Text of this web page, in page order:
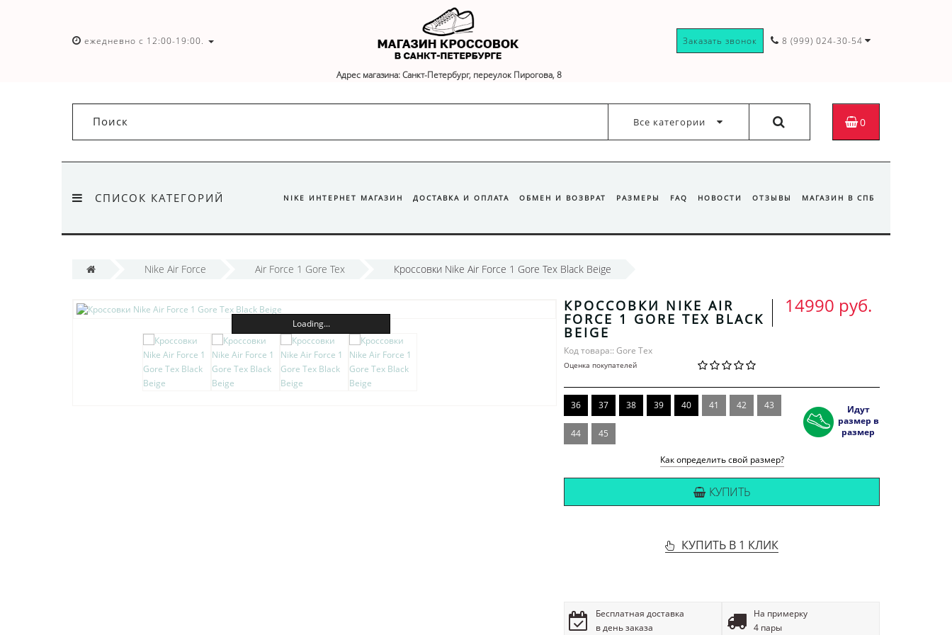
ежедневно с 12:00-19:00.
Адрес магазина: Санкт-Петербург, переулок Пирогова, 8
Заказать звонок 8 (999) 024-30-54
Все категории 0
СПИСОК КАТЕГОРИЙ NIKE ИНТЕРНЕТ МАГАЗИН ДОСТАВКА И ОПЛАТА ОБМЕН И ВОЗВРАТ РАЗМЕРЫ FAQ НОВОСТИ ОТЗЫВЫ МАГАЗИН В СПБ
Nike Air Force Air Force 1 Gore Tex Кроссовки Nike Air Force 1 Gore Tex Black Beige
Loading...
КРОССОВКИ NIKE AIR
FORCE 1 GORE TEX BLACK
BEIGE
Код товара:: Gore Tex
Оценка покупателей
14990 руб.
36 37 38 39 40 41 42 43
44 45
Идут
размер в
размер
Как определить свой размер?
КУПИТЬ
КУПИТЬ В 1 КЛИК
Бесплатная доставка
в день заказа
На примерку
4 пары